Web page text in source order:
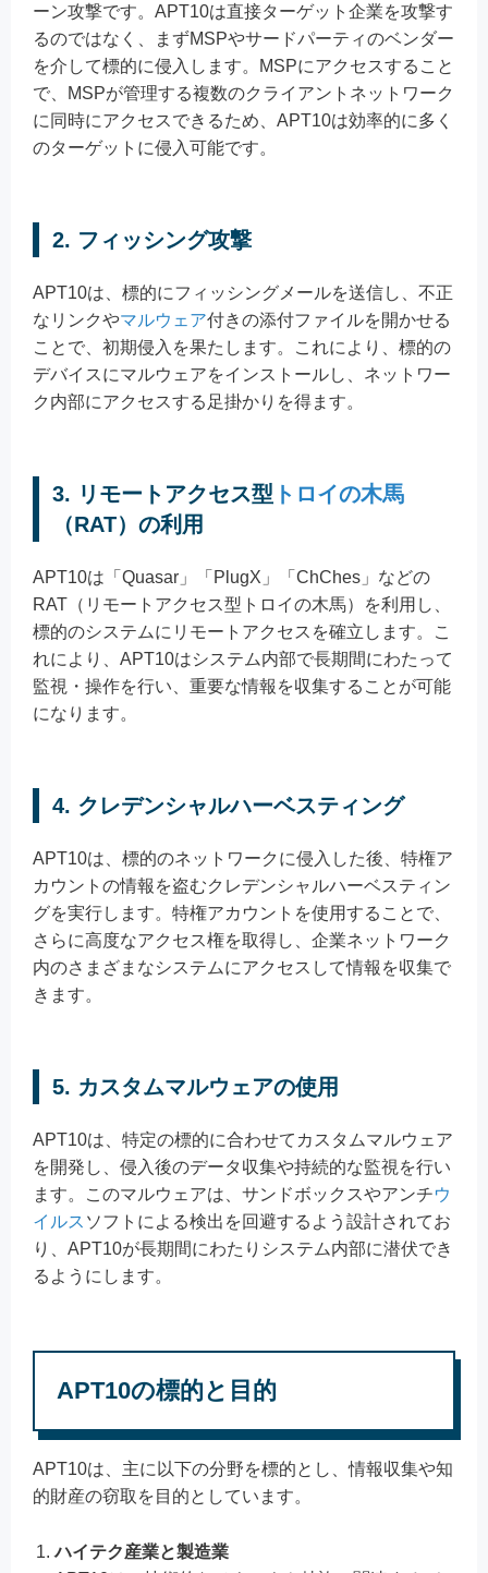
ーン攻撃です。APT10は直接ターゲット企業を攻撃す
るのではなく、まずMSPやサードパーティのベンダー
を介して標的に侵入します。MSPにアクセスすること
で、MSPが管理する複数のクライアントネットワーク
に同時にアクセスできるため、APT10は効率的に多く
のターゲットに侵入可能です。
2. フィッシング攻撃
APT10は、標的にフィッシングメールを送信し、不正
なリンクやマルウェア付きの添付ファイルを開かせる
ことで、初期侵入を果たします。これにより、標的の
デバイスにマルウェアをインストールし、ネットワー
ク内部にアクセスする足掛かりを得ます。
3. リモートアクセス型 トロイの木馬
（RAT）の利用
APT10は「Quasar」「PlugX」「ChChes」などの
RAT（リモートアクセス型トロイの木馬）を利用し、
標的のシステムにリモートアクセスを確立します。こ
れにより、APT10はシステム内部で長期間にわたって
監視・操作を行い、重要な情報を収集することが可能
になります。
4. クレデンシャルハーベスティング
APT10は、標的のネットワークに侵入した後、特権ア
カウントの情報を盗むクレデンシャルハーベスティン
グを実行します。特権アカウントを使用することで、
さらに高度なアクセス権を取得し、企業ネットワーク
内のさまざまなシステムにアクセスして情報を収集で
きます。
5. カスタムマルウェアの使用
APT10は、特定の標的に合わせてカスタムマルウェア
を開発し、侵入後のデータ収集や持続的な監視を行い
ます。このマルウェアは、サンドボックスやアンチウ
イルス ソフトによる検出を回避するよう設計されてお
り、APT10が長期間にわたりシステム内部に潜伏でき
るようにします。
APT10の標的と目的
APT10は、主に以下の分野を標的とし、情報収集や知
的財産の窃取を目的としています。
ハイテク産業と製造業